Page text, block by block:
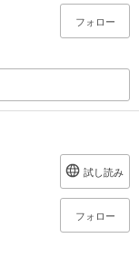
フォロー
試し読み
フォロー